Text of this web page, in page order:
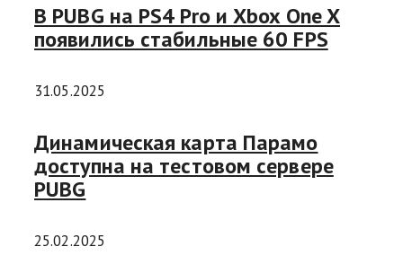
В PUBG на PS4 Pro и Xbox One X
появились стабильные 60 FPS
31.05.2025
Динамическая карта Парамо
доступна на тестовом сервере
PUBG
25.02.2025